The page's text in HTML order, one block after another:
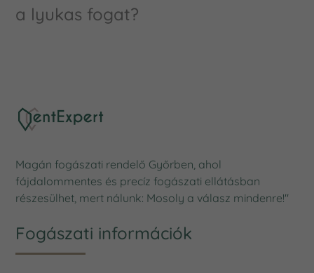
a lyukas fogat?
Magán fogászati rendelő Győrben, ahol
fájdalommentes és precíz fogászati ellátásban
részesülhet, mert nálunk: Mosoly a válasz mindenre!"
Fogászati információk